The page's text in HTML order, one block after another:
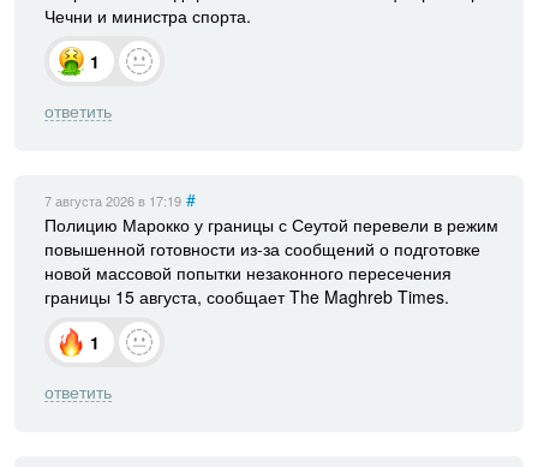
Чечни и министра спорта.
1
ответить
7 августа 2026 в 17:19 #
Полицию Марокко у границы с Сеутой перевели в режим
повышенной готовности из-за сообщений о подготовке
новой массовой попытки незаконного пересечения
границы 15 августа, сообщает The Maghreb Times.
1
ответить